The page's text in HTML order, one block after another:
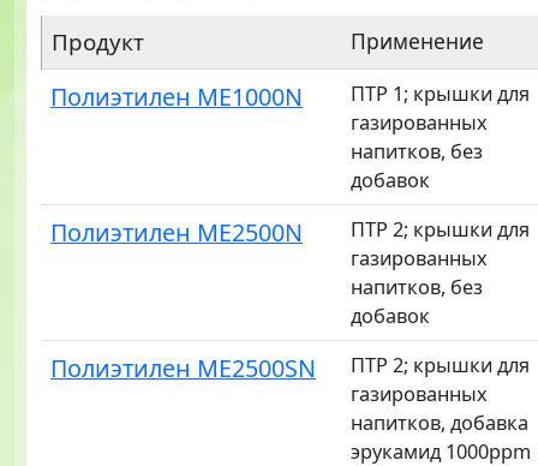
Продукт Применение
Полиэтилен ME1000N
ПТР 1; крышки для
газированных
напитков, без
добавок
Полиэтилен ME2500N
ПТР 2; крышки для
газированных
напитков, без
добавок
Полиэтилен ME2500SN
ПТР 2; крышки для
газированных
напитков, добавка
эрукамид 1000ppm